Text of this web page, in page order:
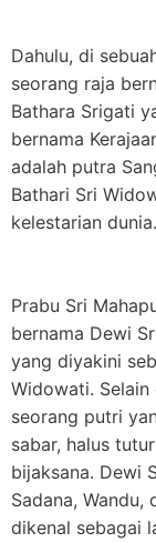
Dahulu, di
seorang raja
Bathara Srigati
bernama
adalah putra
Bathari Sri
kelestarian dunia.
Prabu Sri
bernama Dewi
yang diyakini
Widowati.
seorang putri
sabar, halus
bijaksana. Dewi
Sadana, Wandu,
dikenal sebagai